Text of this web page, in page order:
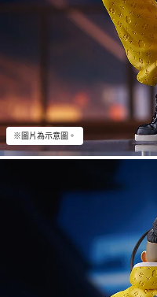
※圖片為示意圖。